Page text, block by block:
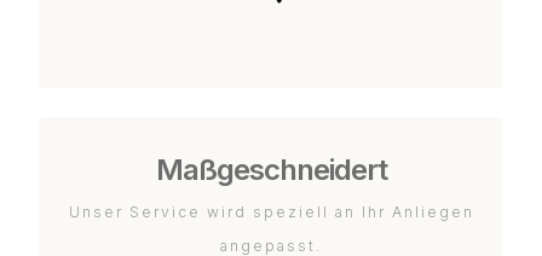
Maßgeschneidert
Unser Service wird speziell an Ihr Anliegen
angepasst.